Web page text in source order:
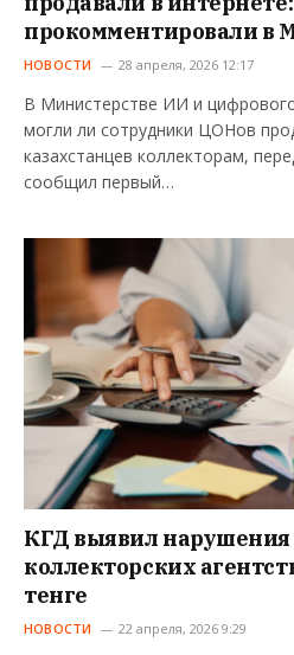
прокомментировали в
НОВОСТИ 28 апреля, 2026 12:17
В Министерстве ИИ и
могли ли сотрудники ЦОНов
казахстанцев коллекторам,
сообщил первый…
КГД выявил нарушения
коллекторских
тенге
НОВОСТИ 22 апреля, 2026 9:29